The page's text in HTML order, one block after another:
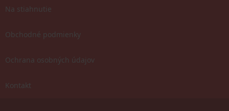
Na stiahnutie
Obchodné podmienky
Ochrana osobných údajov
Kontakt